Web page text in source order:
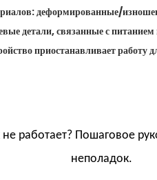
деформированные/
детали, связанные с
приостанавливает работу
работает? Пошаговое
неполадок.